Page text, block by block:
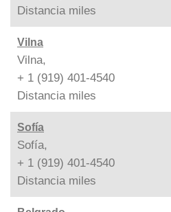
Distancia miles
Vilna
Vilna,
+ 1 (919) 401-4540
Distancia miles
Sofía
Sofía,
+ 1 (919) 401-4540
Distancia miles